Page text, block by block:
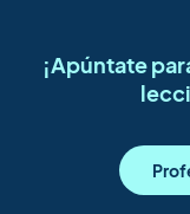
¡Apúntate